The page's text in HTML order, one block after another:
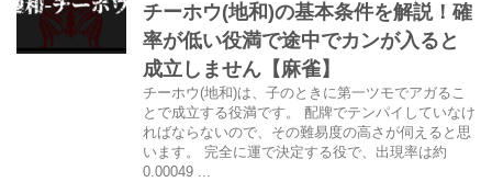
チーホウ(地和)の基本条件を解説！確
率が低い役満で途中でカンが入ると
成立しません【麻雀】
チーホウ(地和)は、子のときに第一ツモでアガるこ
とで成立する役満です。 配牌でテンパイしていなけ
ればならないので、その難易度の高さが伺えると思
います。 完全に運で決定する役で、出現率は約
0.00049 ...